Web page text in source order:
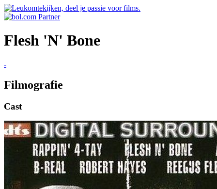
Flesh 'N' Bone
-
Filmografie
Cast